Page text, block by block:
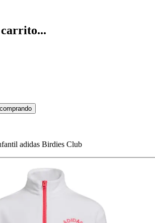
adidas Birdies Club